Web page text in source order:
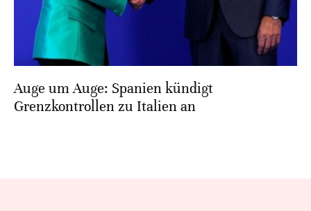
Auge um Auge: Spanien kündigt
Grenzkontrollen zu Italien an